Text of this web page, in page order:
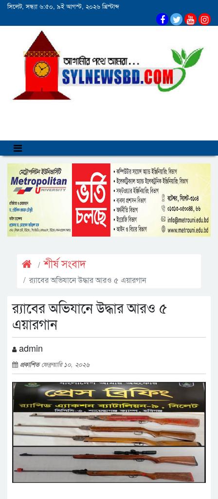
সিলেট, সন্ধ্যা ৬:৫০, ৯ই আগস্ট, ২০২৬ খ্রিস্টাব্দ
শীর্ষ সংবাদ
র‌্যাবের অভিযানে উদ্ধার আরও ৫ এয়ারগান
র‌্যাবের অভিযানে উদ্ধার আরও ৫
এয়ারগান
admin
প্রকাশিতফেব্রুয়ারি ১০, ২০২৬